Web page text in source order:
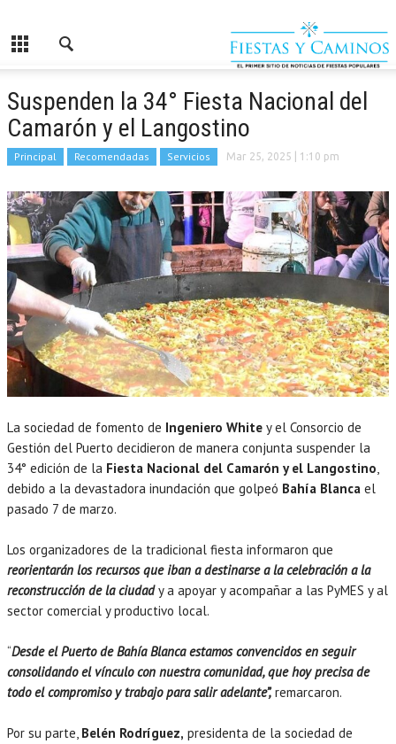
Suspenden la 34° Fiesta Nacional del
Camarón y el Langostino
Principal Recomendadas Servicios Mar 25, 2025 | 1:10 pm
La sociedad de fomento de Ingeniero White y el Consorcio de
Gestión del Puerto decidieron de manera conjunta suspender la
34° edición de la Fiesta Nacional del Camarón y el Langostino,
debido a la devastadora inundación que golpeó Bahía Blanca el
pasado 7 de marzo.
Los organizadores de la tradicional fiesta informaron que
reorientarán los recursos que iban a destinarse a la celebración a la
reconstrucción de la ciudady a apoyar y acompañar a las PyMES y al
sector comercial y productivo local.
“Desde el Puerto de Bahía Blanca estamos convencidos en seguir
consolidando el vínculo con nuestra comunidad, que hoy precisa de
todo el compromiso y trabajo para salir adelante”,remarcaron.
Por su parte, Belén Rodríguez, presidenta de la sociedad de